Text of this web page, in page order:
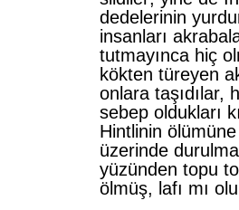
dedelerinin
insanları
tutmayınca hiç
kökten türeyen
onlara taşıdılar,
sebep oldukları
Hintlinin
üzerinde
yüzünden topu
ölmüş, lafı mı